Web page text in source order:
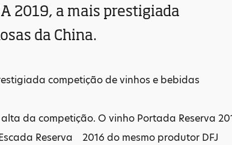
2019, a mais prestigiada
da China.
competição de vinhos e bebidas
da competição. O vinho Portada Reserva
Reserva 2016 do mesmo produtor DFJ